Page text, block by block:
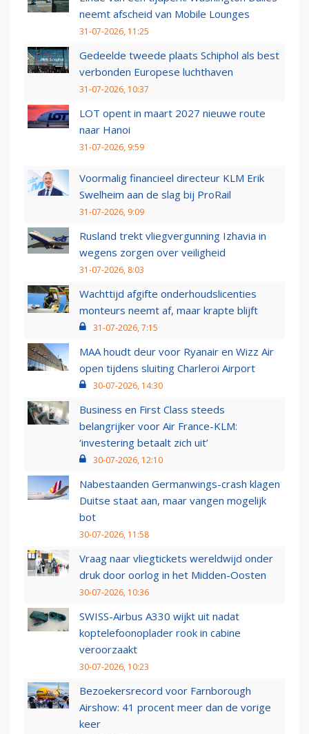
neemt afscheid van Mobile Lounges
31-07-2026, 11:25
Gedeelde tweede plaats Schiphol als best
verbonden Europese luchthaven
31-07-2026, 10:37
LOT opent in maart 2027 nieuwe route
naar Hanoi
31-07-2026, 9:59
Voormalig financieel directeur KLM Erik
Swelheim aan de slag bij ProRail
31-07-2026, 9:09
Rusland trekt vliegvergunning Izhavia in
wegens zorgen over veiligheid
31-07-2026, 8:03
Wachttijd afgifte onderhoudslicenties
monteurs neemt af, maar krapte blijft
31-07-2026, 7:15
MAA houdt deur voor Ryanair en Wizz Air
open tijdens sluiting Charleroi Airport
30-07-2026, 14:30
Business en First Class steeds
belangrijker voor Air France-KLM:
‘investering betaalt zich uit’
30-07-2026, 12:10
Nabestaanden Germanwings-crash klagen
Duitse staat aan, maar vangen mogelijk
bot
30-07-2026, 11:58
Vraag naar vliegtickets wereldwijd onder
druk door oorlog in het Midden-Oosten
30-07-2026, 10:36
SWISS-Airbus A330 wijkt uit nadat
koptelefoonoplader rook in cabine
veroorzaakt
30-07-2026, 10:23
Bezoekersrecord voor Farnborough
Airshow: 41 procent meer dan de vorige
keer